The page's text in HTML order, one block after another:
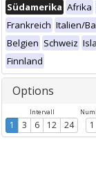
Südamerika Afrika
Frankreich Italien/
Belgien Schweiz
Finnland
Options
Intervall
1 3 6 12 24 1